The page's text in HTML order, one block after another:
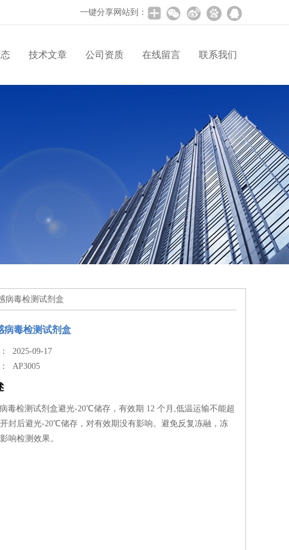
一键分享网站到：
技术文章 公司资质 在线留言 联系我们
病毒检测试剂盒
病毒检测试剂盒
2025-09-17
：AP3005
毒检测试剂盒避光-20℃储存，有效期 12 个月,低温运输不能超
封后避光-20℃储存，对有效期没有影响。避免反复冻融，冻
响检测效果。